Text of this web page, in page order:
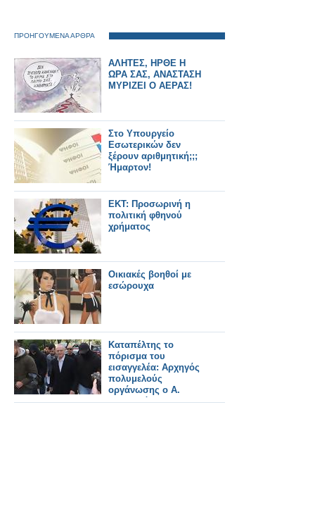
ΠΡΟΗΓΟΥΜΕΝΑ ΑΡΘΡΑ
ΑΛΗΤΕΣ, ΗΡΘΕ Η
ΩΡΑ ΣΑΣ, ΑΝΑΣΤΑΣΗ
ΜΥΡΙΖΕΙ Ο ΑΕΡΑΣ!
Στο Υπουργείο
Εσωτερικών δεν
ξέρουν αριθμητική;;;
Ήμαρτον!
ΕΚΤ: Προσωρινή η
πολιτική φθηνού
χρήματος
Οικιακές βοηθοί με
εσώρουχα
Καταπέλτης το
πόρισμα του
εισαγγελέα: Αρχηγός
πολυμελούς
οργάνωσης ο Α.
Τσοχατζόπουλος